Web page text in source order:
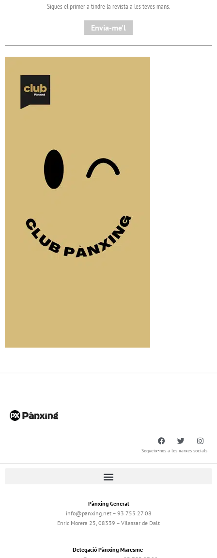
Sigues el primer a tindre la revista a les teves mans.
Envia-me'l
Segueix-nos a les xarxes socials
Pànxing General
info@panxing.net – 93 753 27 08
Enric Morera 25, 08339 – Vilassar de Dalt
Delegació Pànxing Maresme